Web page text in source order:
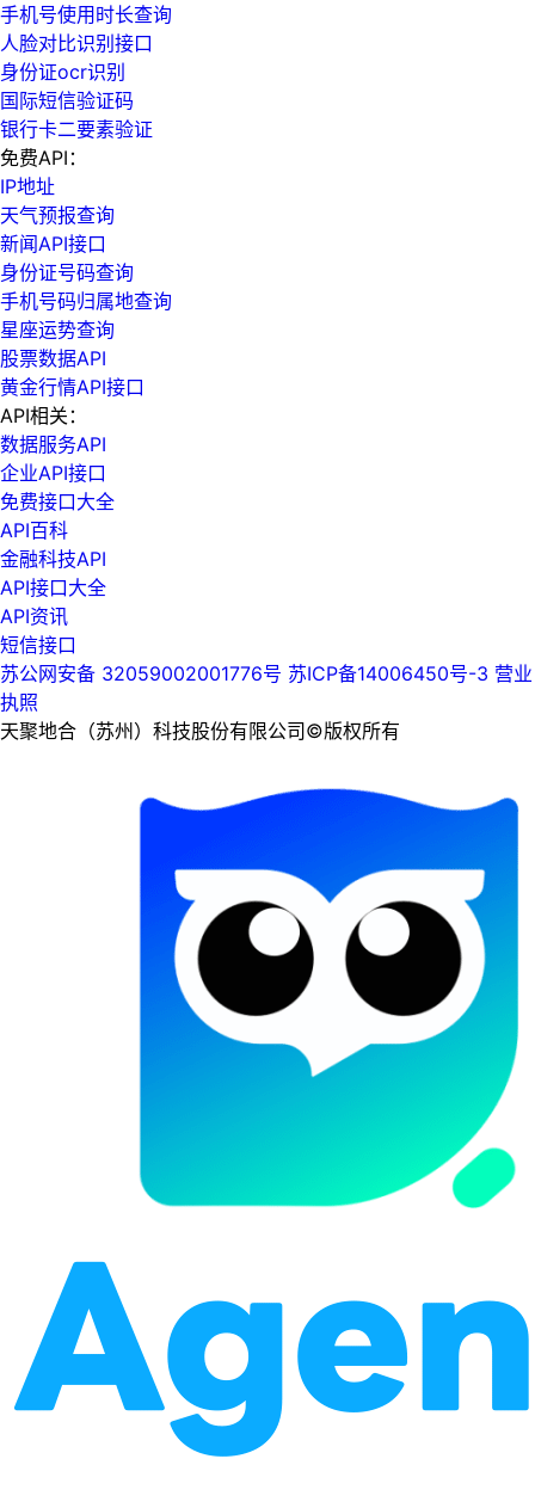
手机号使用时长查询
人脸对比识别接口
身份证ocr识别
国际短信验证码
银行卡二要素验证
免费API：
IP地址
天气预报查询
新闻API接口
身份证号码查询
手机号码归属地查询
星座运势查询
股票数据API
黄金行情API接口
API相关：
数据服务API
企业API接口
免费接口大全
API百科
金融科技API
API接口大全
API资讯
短信接口
苏公网安备 32059002001776号 苏ICP备14006450号-3 营业
执照
天聚地合（苏州）科技股份有限公司©版权所有